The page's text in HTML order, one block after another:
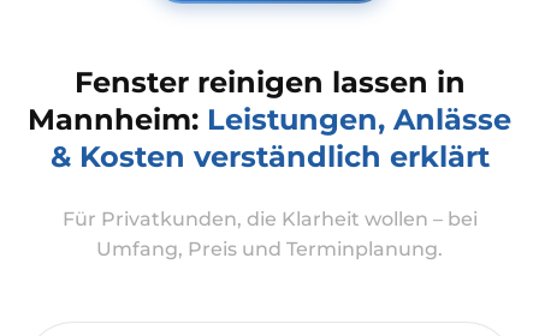
Fenster reinigen lassen in
Mannheim: Leistungen, Anlässe
& Kosten verständlich erklärt
Für Privatkunden, die Klarheit wollen – bei
Umfang, Preis und Terminplanung.